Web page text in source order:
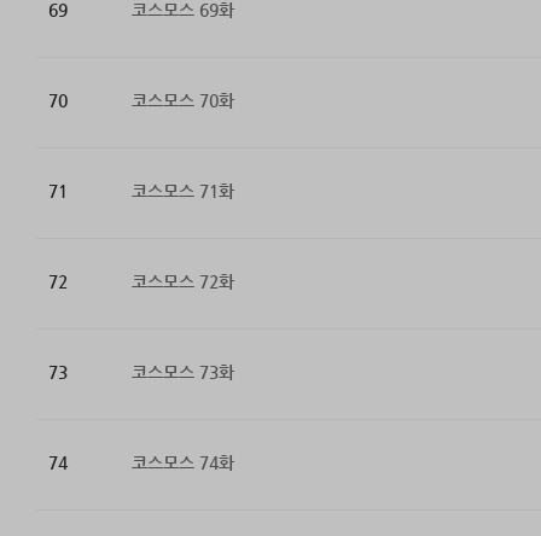
69 코스모스 69화
70 코스모스 70화
71 코스모스 71화
72 코스모스 72화
73 코스모스 73화
74 코스모스 74화